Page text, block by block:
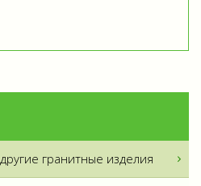
гранитные изделия